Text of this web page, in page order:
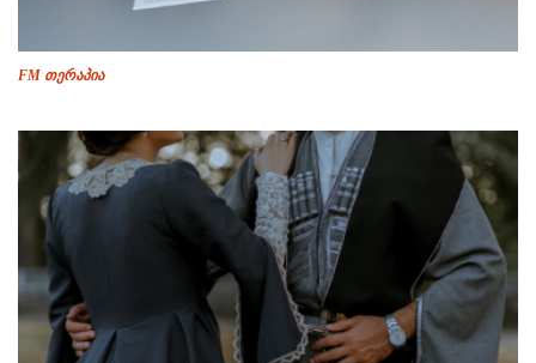
FM თერაპია